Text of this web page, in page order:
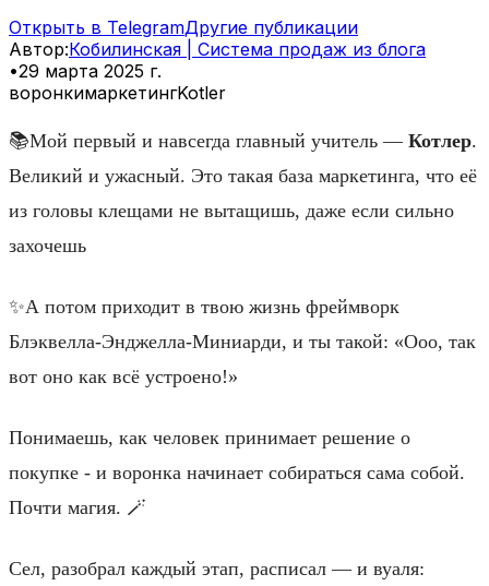
Открыть в TelegramДругие публикации
Автор:Кобилинская | Система продаж из блога
•29 марта 2025 г.
воронкимаркетингKotler
📚Мой первый и навсегда главный учитель — Котлер.
Великий и ужасный. Это такая база маркетинга, что её
из головы клещами не вытащишь, даже если сильно
захочешь
✨А потом приходит в твою жизнь фреймворк
Блэквелла-Энджелла-Миниарди, и ты такой: «Ооо, так
вот оно как всё устроено!»
Понимаешь, как человек принимает решение о
покупке - и воронка начинает собираться сама собой.
Почти магия. 🪄
Сел, разобрал каждый этап, расписал — и вуаля: